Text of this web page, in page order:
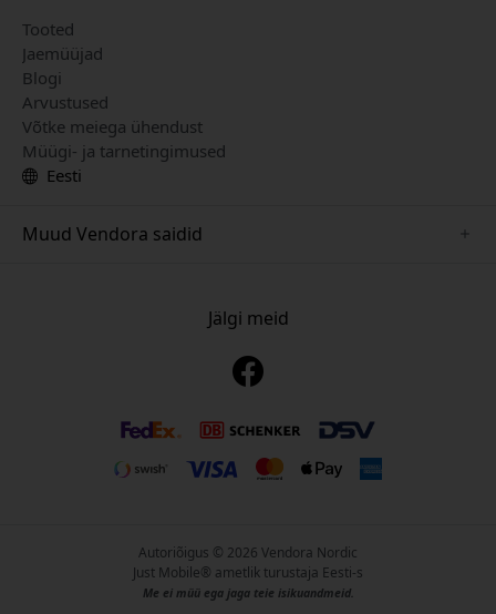
Tooted
Jaemüüjad
Blogi
Arvustused
Võtke meiega ühendust
Müügi- ja tarnetingimused
Eesti
Muud Vendora saidid
www.nordicsmartlight.seJälgi meid
Autoriõigus © 2026 Vendora Nordic
Just Mobile® ametlik turustaja Eesti-s
Me ei müü ega jaga teie isikuandmeid.